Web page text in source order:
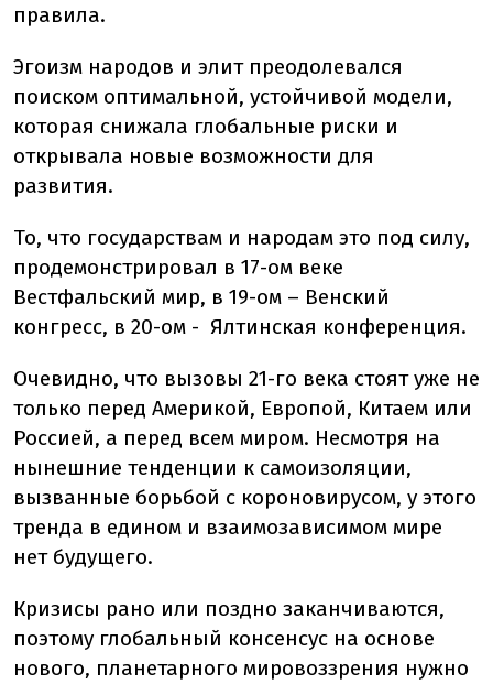
правила.
Эгоизм народов и элит преодолевался
поиском оптимальной, устойчивой модели,
которая снижала глобальные риски и
открывала новые возможности для
развития.
То, что государствам и народам это под силу,
продемонстрировал в 17-ом веке
Вестфальский мир, в 19-ом – Венский
конгресс, в 20-ом - Ялтинская конференция.
Очевидно, что вызовы 21-го века стоят уже не
только перед Америкой, Европой, Китаем или
Россией, а перед всем миром. Несмотря на
нынешние тенденции к самоизоляции,
вызванные борьбой с короновирусом, у этого
тренда в едином и взаимозависимом мире
нет будущего.
Кризисы рано или поздно заканчиваются,
поэтому глобальный консенсус на основе
нового, планетарного мировоззрения нужно